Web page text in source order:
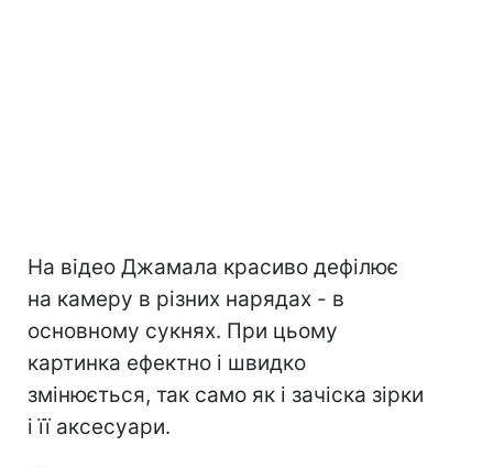
На відео Джамала красиво дефілює
на камеру в різних нарядах - в
основному сукнях. При цьому
картинка ефектно і швидко
змінюється, так само як і зачіска зірки
і її аксесуари.